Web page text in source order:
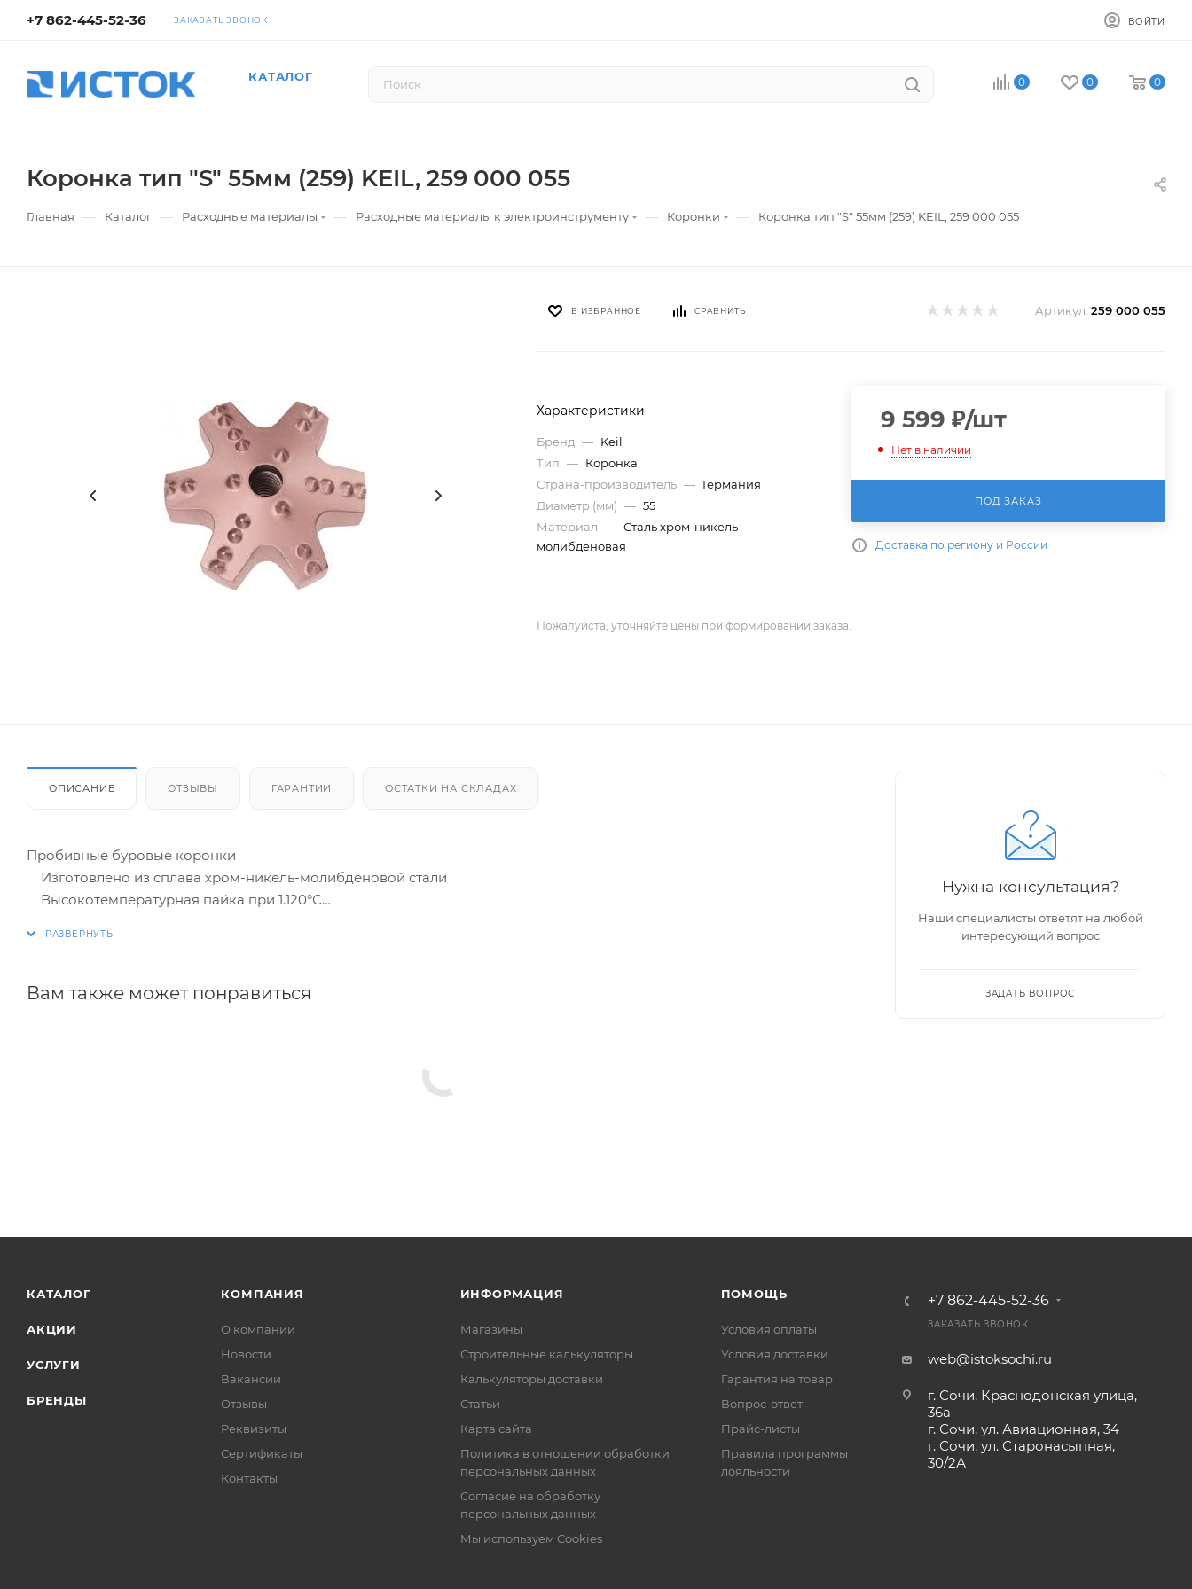
+7 862-445-52-36 ЗАКАЗАТЬ ЗВОНОК ВОЙТИ
КАТАЛОГ 0 0 0
Коронка тип "S" 55мм (259) KEIL, 259 000 055
Главная — Каталог — Расходные материалы — Расходные материалы к электроинструменту — Коронки — Коронка тип "S" 55мм (259) KEIL, 259 000 055
В ИЗБРАННОЕ СРАВНИТЬ Артикул: 259 000 055
Характеристики
Бренд — Keil
Тип — Коронка
Страна-производитель — Германия
Диаметр (мм) — 55
Материал — Сталь хром-никель-
молибденовая
9 599 ₽/шт
Нет в наличии
ПОД ЗАКАЗ
Доставка по региону и России
Пожалуйста, уточняйте цены при формировании заказа.
ОПИСАНИЕ ОТЗЫВЫ ГАРАНТИИ ОСТАТКИ НА СКЛАДАХ
Пробивные буровые коронки
Изготовлено из сплава хром-никель-молибденовой стали
Высокотемпературная пайка при 1.120°С
Ratio-резьба rd 14 2gg
Вам также может понравиться
Нужна консультация?
Наши специалисты ответят на любой
интересующий вопрос
ЗАДАТЬ ВОПРОС
КАТАЛОГ
АКЦИИ
УСЛУГИ
БРЕНДЫ
КОМПАНИЯ
О компании
Новости
Вакансии
Отзывы
Реквизиты
Сертификаты
Контакты
ИНФОРМАЦИЯ
Магазины
Строительные калькуляторы
Калькуляторы доставки
Статьи
Карта сайта
Политика в отношении обработки
персональных данных
Согласие на обработку
персональных данных
Мы используем Cookies
ПОМОЩЬ
Условия оплаты
Условия доставки
Гарантия на товар
Вопрос-ответ
Прайс-листы
Правила программы
лояльности
+7 862-445-52-36
ЗАКАЗАТЬ ЗВОНОК
web@istoksochi.ru
г. Сочи, Краснодонская улица,
36а
г. Сочи, ул. Авиационная, 34
г. Сочи, ул. Старонасыпная,
30/2А